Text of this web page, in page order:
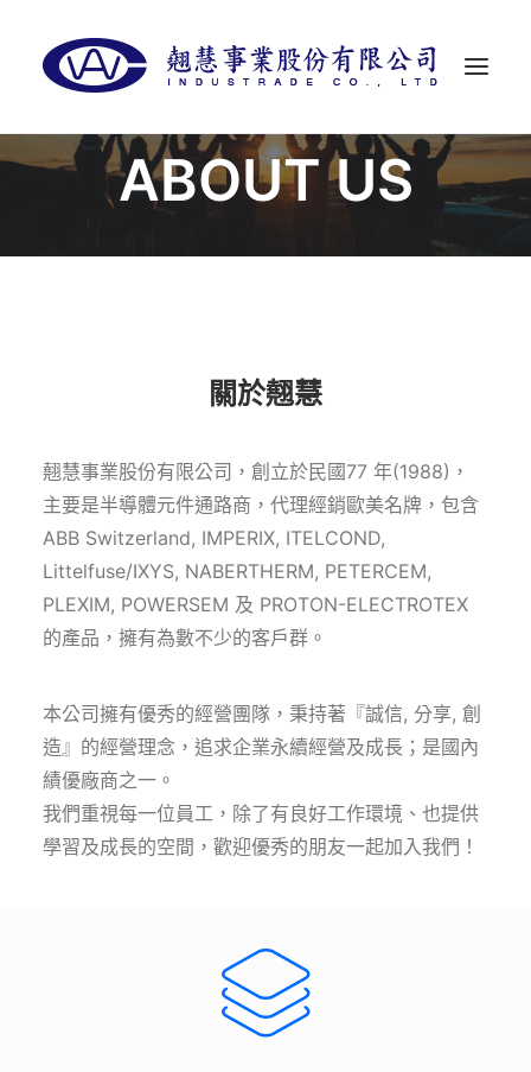
關於翹慧
ABOUT US
關於翹慧
翹慧事業股份有限公司，創立於民國77 年(1988)，
主要是半導體元件通路商，代理經銷歐美名牌，包含
ABB Switzerland, IMPERIX, ITELCOND,
Littelfuse/IXYS, NABERTHERM, PETERCEM,
PLEXIM, POWERSEM 及 PROTON-ELECTROTEX
的產品，擁有為數不少的客戶群。
本公司擁有優秀的經營團隊，秉持著『誠信, 分享, 創
造』的經營理念，追求企業永續經營及成長；是國內
績優廠商之一。
我們重視每一位員工，除了有良好工作環境、也提供
學習及成長的空間，歡迎優秀的朋友一起加入我們！